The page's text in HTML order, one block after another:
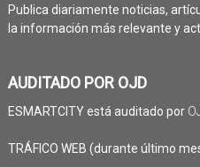
Publica diariamente noticias,
la información más relevante y
AUDITADO POR OJD
ESMARTCITY está auditado por
TRÁFICO WEB (durante último